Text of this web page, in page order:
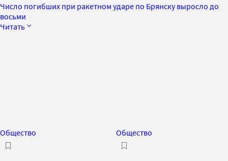
Число погибших при ракетном ударе по Брянску выросло до
восьми
Читать
Общество Общество